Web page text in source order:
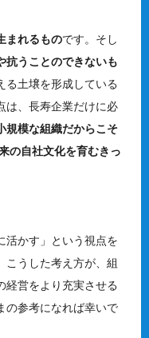
まれるものです。そし
抗うことのできないも
る土壌を形成している
は、長寿企業だけに必
規模な組織だからこそ
の自社文化を育むきっ
活かす」という視点を
こうした考え方が、組
経営をより充実させる
の参考になれば幸いで